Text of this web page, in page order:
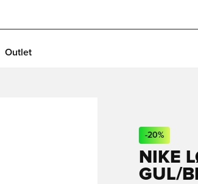
Outlet
-20%
NIKE
GUL/